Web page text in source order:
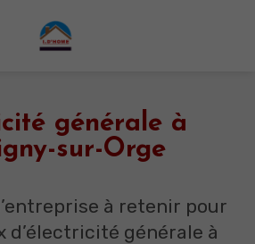
générale à
sur-Orge
à retenir pour
d’électricité générale à